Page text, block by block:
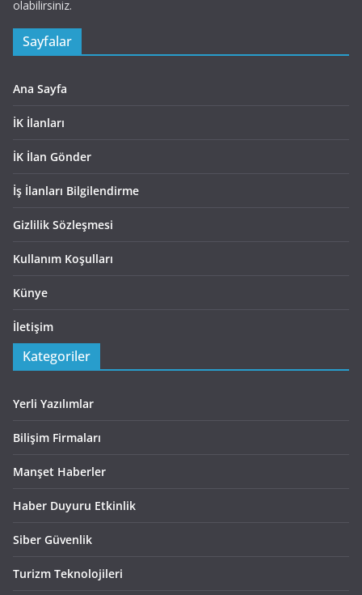
olabilirsiniz.
Sayfalar
Ana Sayfa
İK İlanları
İK İlan Gönder
İş İlanları Bilgilendirme
Gizlilik Sözleşmesi
Kullanım Koşulları
Künye
İletişim
Kategoriler
Yerli Yazılımlar
Bilişim Firmaları
Manşet Haberler
Haber Duyuru Etkinlik
Siber Güvenlik
Turizm Teknolojileri